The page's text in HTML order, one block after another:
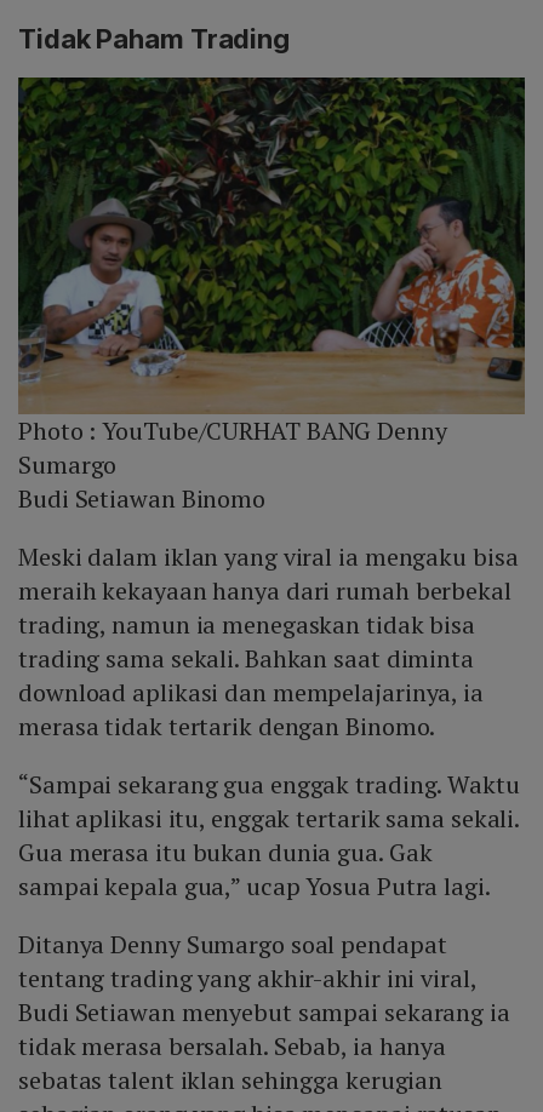
Tidak Paham Trading
Photo :YouTube/CURHAT BANG Denny
Sumargo
Budi Setiawan Binomo
Meski dalam iklan yang viral ia mengaku bisa
meraih kekayaan hanya dari rumah berbekal
trading, namun ia menegaskan tidak bisa
trading sama sekali. Bahkan saat diminta
download aplikasi dan mempelajarinya, ia
merasa tidak tertarik dengan Binomo.
“Sampai sekarang gua enggak trading. Waktu
lihat aplikasi itu, enggak tertarik sama sekali.
Gua merasa itu bukan dunia gua. Gak
sampai kepala gua,” ucap Yosua Putra lagi.
Ditanya Denny Sumargo soal pendapat
tentang trading yang akhir-akhir ini viral,
Budi Setiawan menyebut sampai sekarang ia
tidak merasa bersalah. Sebab, ia hanya
sebatas talent iklan sehingga kerugian